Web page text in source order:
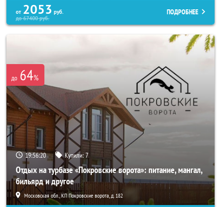
от 2053 руб.
до67400руб.
ПОДРОБНЕЕ
до 64%
19:56:18 Купили:7
Отдых на турбазе «Покровские ворота»: питание, мангал,
бильярд и другое
Московская обл., КП Покровские ворота, д. 182